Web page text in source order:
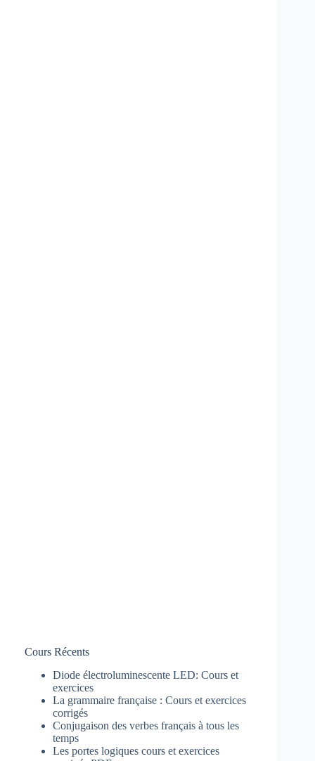
Cours Récents
Diode électroluminescente LED: Cours et
exercices
La grammaire française : Cours et exercices
corrigés
Conjugaison des verbes français à tous les
temps
Les portes logiques cours et exercices